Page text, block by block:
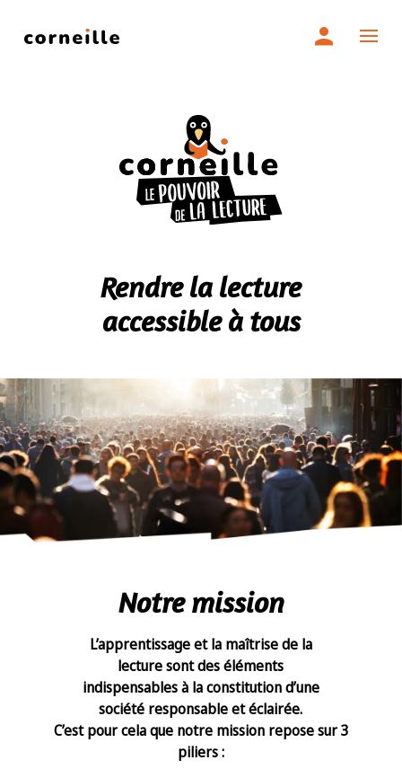
se
Rendre la lecture
accessible à tous
Notre mission
L’apprentissage et la maîtrise de la
lecture sont des éléments
indispensables à la constitution d’une
société responsable et éclairée.
C’est pour cela que notre mission repose sur 3
piliers :